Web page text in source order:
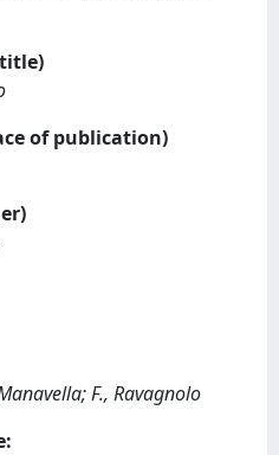
of publication)
F., Ravagnolo